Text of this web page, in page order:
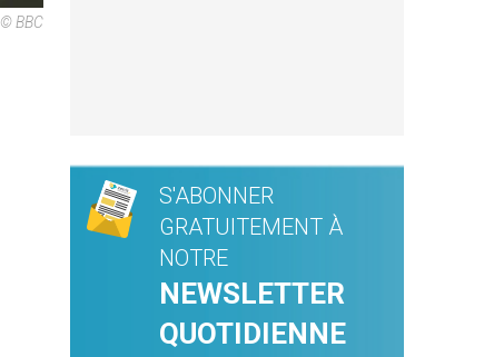
© BBC
S'ABONNER
GRATUITEMENT À
NOTRE
NEWSLETTER
QUOTIDIENNE